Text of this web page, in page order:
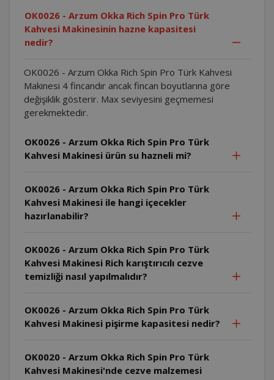
OK0026 - Arzum Okka Rich Spin Pro Türk
Kahvesi Makinesinin hazne kapasitesi
nedir?
OK0026 - Arzum Okka Rich Spin Pro Türk Kahvesi
Makinesi 4 fincandır ancak fincan boyutlarına göre
değişiklik gösterir. Max seviyesini geçmemesi
gerekmektedir.
OK0026 - Arzum Okka Rich Spin Pro Türk
Kahvesi Makinesi ürün su hazneli mi?
OK0026 - Arzum Okka Rich Spin Pro Türk
Kahvesi Makinesi ile hangi içecekler
hazırlanabilir?
OK0026 - Arzum Okka Rich Spin Pro Türk
Kahvesi Makinesi Rich karıştırıcılı cezve
temizliği nasıl yapılmalıdır?
OK0026 - Arzum Okka Rich Spin Pro Türk
Kahvesi Makinesi pişirme kapasitesi nedir?
OK0020 - Arzum Okka Rich Spin Pro Türk
Kahvesi Makinesi'nde cezve malzemesi